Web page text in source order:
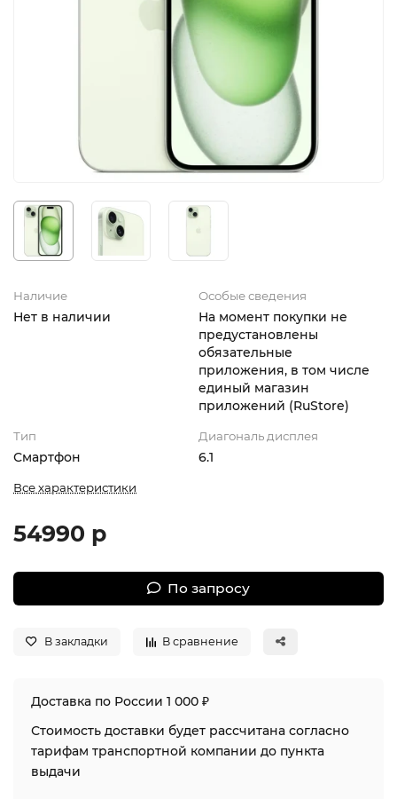
AirTag
HomePod
Наличие
Нет в наличии
Особые сведения
На момент покупки не
предустановлены
обязательные
приложения, в том числе
единый магазин
приложений (RuStore)
Тип
Смартфон
Диагональ дисплея
6.1
Все характеристики
54990 р
По запросу
В закладки В сравнение
Доставка по России 1 000 ₽
Стоимость доставки будет рассчитана согласно
тарифам транспортной компании до пункта
выдачи